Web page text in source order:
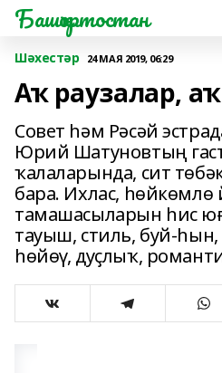
Башҡортостан
Шәхестәр 24 МАЯ 2019, 06:29
Аҡ раузалар,
Совет һәм Рә­сәй
Юрий Шату­нов­тың
ҡала­ларында, сит
бара. Ихлас,
тамашасыларын һис
тауыш, стиль, буй-һын,
һөйөү, дуҫлыҡ,